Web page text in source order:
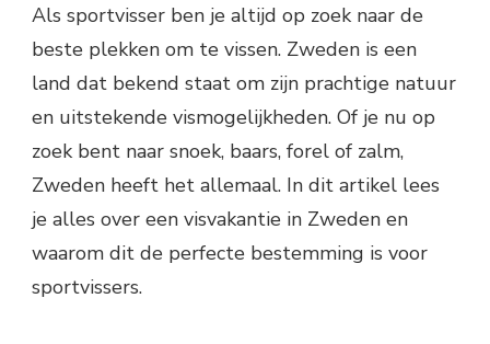
Als sportvisser ben je altijd op zoek naar de
beste plekken om te vissen. Zweden is een
land dat bekend staat om zijn prachtige natuur
en uitstekende vismogelijkheden. Of je nu op
zoek bent naar snoek, baars, forel of zalm,
Zweden heeft het allemaal. In dit artikel lees
je alles over een visvakantie in Zweden en
waarom dit de perfecte bestemming is voor
sportvissers.